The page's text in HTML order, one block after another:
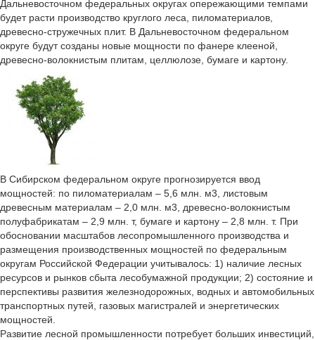
Дальневосточном федеральных округах опережающими темпами
будет расти производство круглого леса, пиломатериалов,
древесно-стружечных плит. В Дальневосточном федеральном
округе будут созданы новые мощности по фанере клееной,
древесно-волокнистым плитам, целлюлозе, бумаге и картону.
В Сибирском федеральном округе прогнозируется ввод
мощностей: по пиломатериалам – 5,6 млн. м3, листовым
древесным материалам – 2,0 млн. м3, древесно-волокнистым
полуфабрикатам – 2,9 млн. т, бумаге и картону – 2,8 млн. т. При
обосновании масштабов лесопромышленного производства и
размещения производственных мощностей по федеральным
округам Российской Федерации учитывалось: 1) наличие лесных
ресурсов и рынков сбыта лесобумажной продукции; 2) состояние и
перспективы развития железнодорожных, водных и автомобильных
транспортных путей, газовых магистралей и энергетических
мощностей.
Развитие лесной промышленности потребует больших инвестиций,